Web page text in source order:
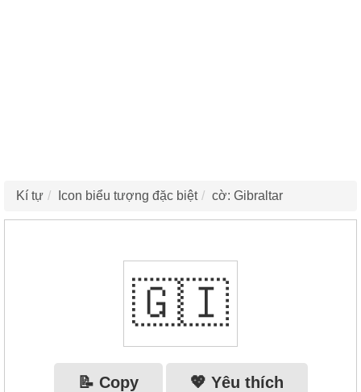
Kí tự Icon biểu tượng đặc biệt cờ: Gibraltar
🇬🇮
📝 Copy 💖 Yêu thích